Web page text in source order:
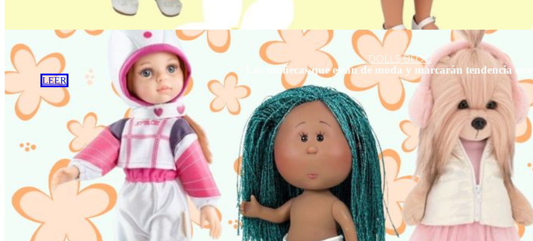
DOLLS BLOG
Las muñecas que están de moda y marcarán tendencia
LEER